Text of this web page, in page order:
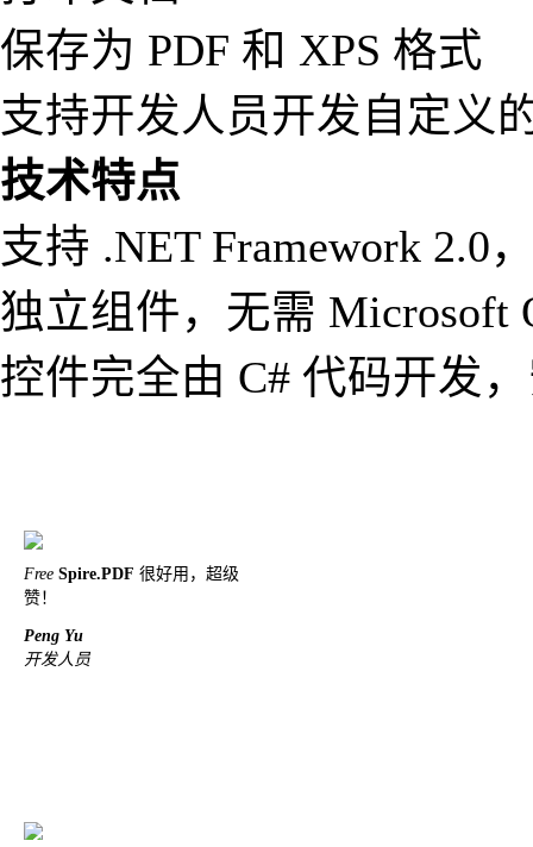
保存为 PDF 和 XPS 格式
支持开发人员开发自定义
技术特点
支持 .NET Framework 2.0
独立组件，无需 Microsoft
控件完全由 C# 代码开发
开发人员
对市面上常见的几款 PDF 识别